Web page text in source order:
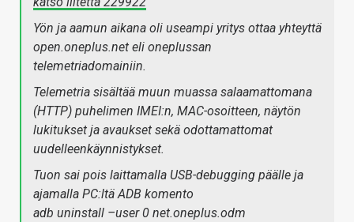
Yön ja aamun aikana oli useampi yritys ottaa yhteyttä
open.oneplus.net eli oneplussan
telemetriadomainiin.
Telemetria sisältää muun muassa salaamattomana
(HTTP) puhelimen IMEI:n, MAC-osoitteen, näytön
lukitukset ja avaukset sekä odottamattomat
uudelleenkäynnistykset.
Tuon sai pois laittamalla USB-debugging päälle ja
ajamalla PC:ltä ADB komento
adb uninstall –user 0 net.oneplus.odm